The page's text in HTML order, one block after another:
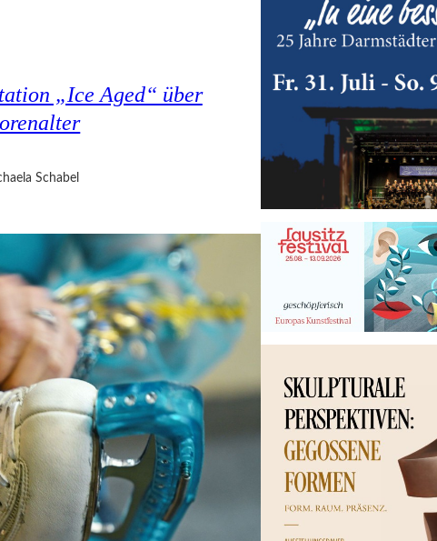
„Ice Aged“ über
Schabel